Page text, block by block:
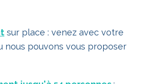
sur place : venez avec votre
nous pouvons vous proposer